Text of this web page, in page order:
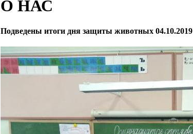
О НАС
Подведены итоги дня защиты животных 04.10.2019